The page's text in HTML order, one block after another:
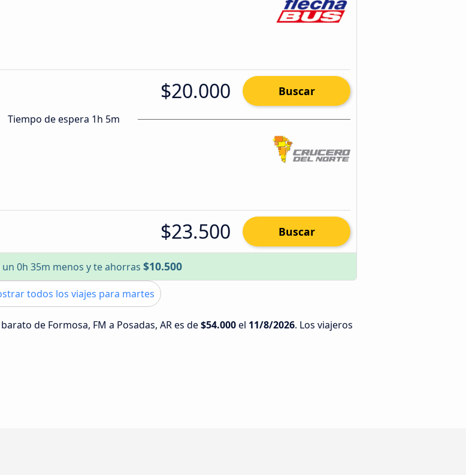
$20.000 Buscar
Tiempo de espera 1h 5m
$23.500 Buscar
un 0h 35m menos y te ahorras $10.500
todos los viajes para martes
de Formosa, FM a Posadas, AR es de$54.000el 11/8/2026. Los viajeros